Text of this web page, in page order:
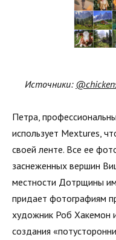
Источники:
Петра,
использует Mextures,
своей ленте. Все ее
заснеженных вершин
местности Дотрщины
придает фотографиям
художник Роб Хакемон
создания